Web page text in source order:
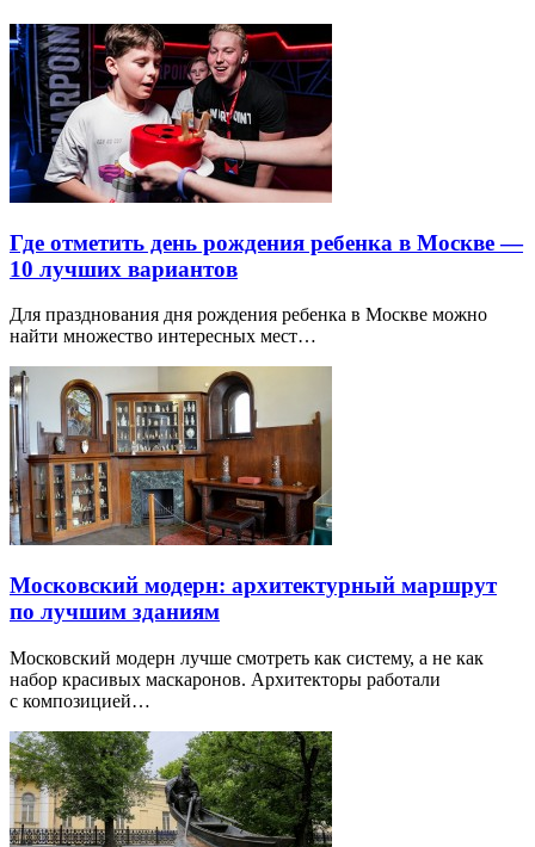
Где отметить день рождения ребенка в Москве —
10 лучших вариантов
Для празднования дня рождения ребенка в Москве можно
найти множество интересных мест…
Московский модерн: архитектурный маршрут
по лучшим зданиям
Московский модерн лучше смотреть как систему, а не как
набор красивых маскаронов. Архитекторы работали
с композицией…